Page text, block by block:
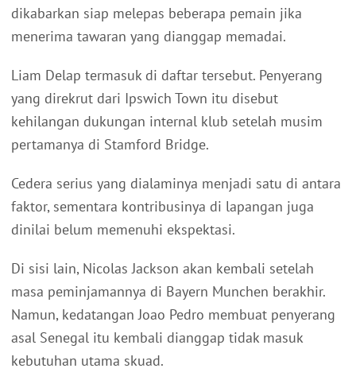
dikabarkan siap melepas beberapa pemain jika
menerima tawaran yang dianggap memadai.
Liam Delap termasuk di daftar tersebut. Penyerang
yang direkrut dari Ipswich Town itu disebut
kehilangan dukungan internal klub setelah musim
pertamanya di Stamford Bridge.
Cedera serius yang dialaminya menjadi satu di antara
faktor, sementara kontribusinya di lapangan juga
dinilai belum memenuhi ekspektasi.
Di sisi lain, Nicolas Jackson akan kembali setelah
masa peminjamannya di Bayern Munchen berakhir.
Namun, kedatangan Joao Pedro membuat penyerang
asal Senegal itu kembali dianggap tidak masuk
kebutuhan utama skuad.